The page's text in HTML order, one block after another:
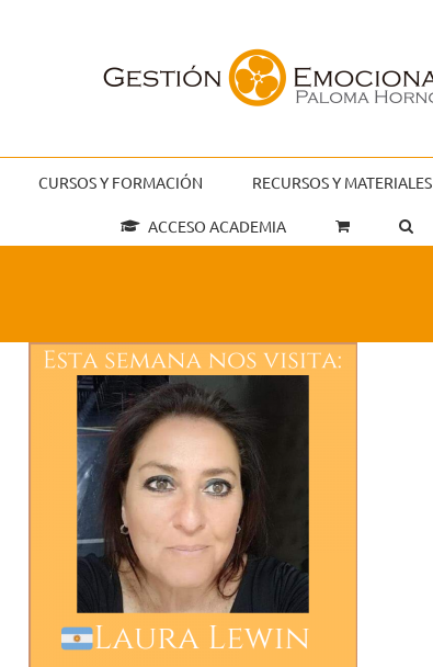
CURSOS Y FORMACIÓN RECURSOS Y MATERIALES
ACCESO ACADEMIA